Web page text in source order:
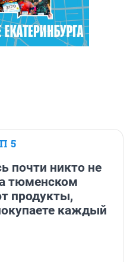
5
почти никто не
тюменском
продукты,
каждый